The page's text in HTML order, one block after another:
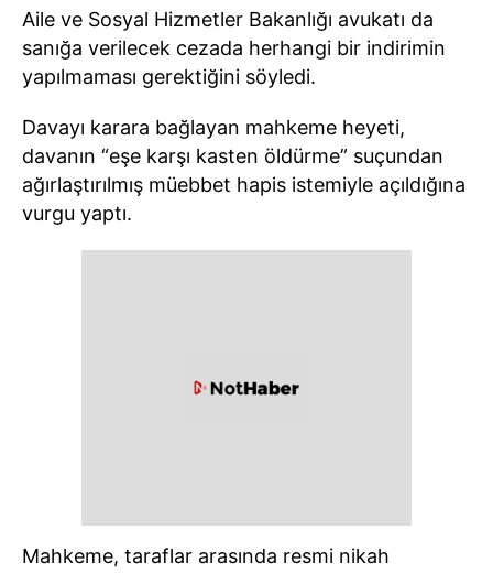
Aile ve Sosyal Hizmetler Bakanlığı avukatı da
sanığa verilecek cezada herhangi bir indirimin
yapılmaması gerektiğini söyledi.
Davayı karara bağlayan mahkeme heyeti,
davanın “eşe karşı kasten öldürme” suçundan
ağırlaştırılmış müebbet hapis istemiyle açıldığına
vurgu yaptı.
Mahkeme, taraflar arasında resmi nikah